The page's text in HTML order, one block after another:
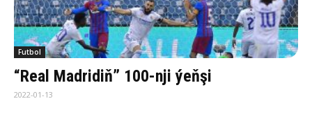
Futbol
“Real Madridiň” 100-nji ýeňşi
2022-01-13